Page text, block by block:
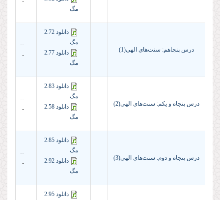
مگ
درس پنجاهم: سنت‌های الهی(1)
دانلود 2.72
مگ
دانلود 2.77
مگ
--
-
درس پنجاه و یکم: سنت‌های الهی(2)
دانلود 2.83
مگ
دانلود 2.58
مگ
--
-
درس پنجاه و دوم: سنت‌های الهی(3)
دانلود 2.85
مگ
دانلود 2.92
مگ
--
-
دانلود 2.95